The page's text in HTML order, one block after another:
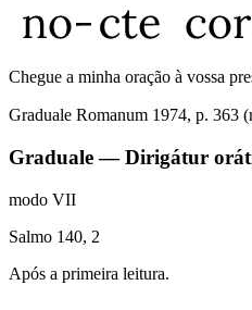
Chegue a minha oração à vossa
Graduale Romanum 1974, p. 363
Graduale — Dirigátur
modo VII
Salmo 140, 2
Após a primeira leitura.